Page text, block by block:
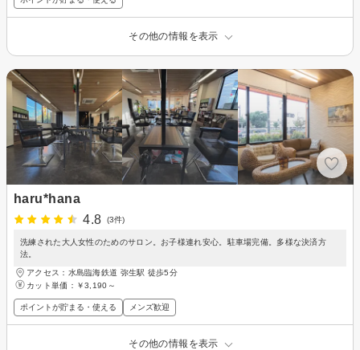
その他の情報を表示
haru*hana
4.8
(3件)
洗練された大人女性のためのサロン。お子様連れ安心。駐車場完備。多様な決済方
法。
アクセス：水島臨海鉄道 弥生駅 徒歩5分
カット単価： ￥3,190～
ポイントが貯まる・使える メンズ歓迎
その他の情報を表示